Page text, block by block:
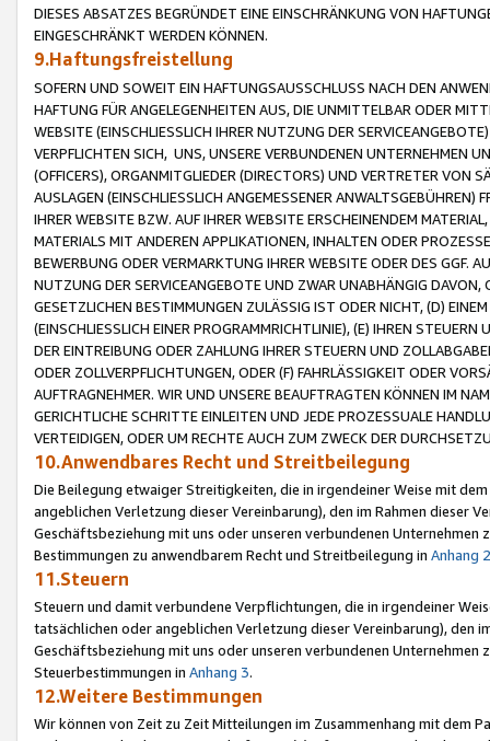
DIESES ABSATZES BEGRÜNDET EINE EINSCHRÄNKUNG VON
EINGESCHRÄNKT WERDEN KÖNNEN.
9.Haftungsfreistellung
SOFERN UND SOWEIT EIN HAFTUNGSAUSSCHLUSS NACH DEN
HAFTUNG FÜR ANGELEGENHEITEN AUS, DIE UNMITTELBAR ODER
WEBSITE (EINSCHLIESSLICH IHRER NUTZUNG DER
VERPFLICHTEN SICH, UNS, UNSERE VERBUNDENEN UNTERNEHMEN
(OFFICERS), ORGANMITGLIEDER (DIRECTORS) UND VERTRETER VON
AUSLAGEN (EINSCHLIESSLICH ANGEMESSENER
IHRER WEBSITE BZW. AUF IHRER WEBSITE ERSCHEINENDEM
MATERIALS MIT ANDEREN APPLIKATIONEN, INHALTEN ODER
BEWERBUNG ODER VERMARKTUNG IHRER WEBSITE ODER DES GGF.
NUTZUNG DER SERVICEANGEBOTE UND ZWAR UNABHÄNGIG
GESETZLICHEN BESTIMMUNGEN ZULÄSSIG IST ODER NICHT, (D)
(EINSCHLIESSLICH EINER PROGRAMMRICHTLINIE), (E) IHREN
DER EINTREIBUNG ODER ZAHLUNG IHRER STEUERN UND
ODER ZOLLVERPFLICHTUNGEN, ODER (F) FAHRLÄSSIGKEIT ODER
AUFTRAGNEHMER. WIR UND UNSERE BEAUFTRAGTEN KÖNNEN IM
GERICHTLICHE SCHRITTE EINLEITEN UND JEDE PROZESSUALE
VERTEIDIGEN, ODER UM RECHTE AUCH ZUM ZWECK DER
10.Anwendbares Recht und Streitbeilegung
Die Beilegung etwaiger Streitigkeiten, die in irgendeiner Weise mit
angeblichen Verletzung dieser Vereinbarung), den im Rahmen dieser
Geschäftsbeziehung mit uns oder unseren verbundenen
Bestimmungen zu anwendbarem Recht und Streitbeilegung in Anhang 2
11.Steuern
Steuern und damit verbundene Verpflichtungen, die in irgendeiner
tatsächlichen oder angeblichen Verletzung dieser Vereinbarung), den
Geschäftsbeziehung mit uns oder unseren verbundenen
Steuerbestimmungen in Anhang 3.
12.Weitere Bestimmungen
Wir können von Zeit zu Zeit Mitteilungen im Zusammenhang mit dem